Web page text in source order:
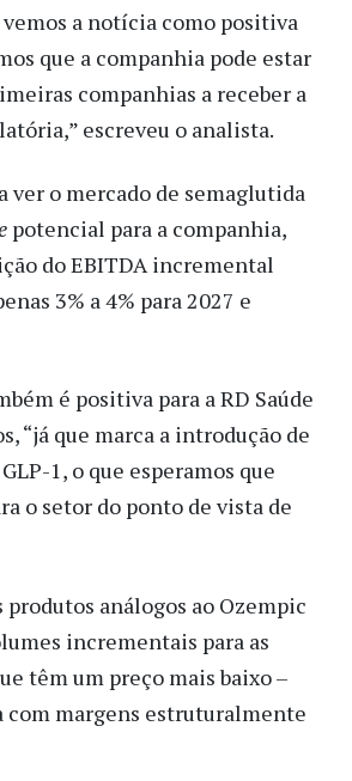
vemos a notícia como positiva
que a companhia pode estar
companhias a receber a
escreveu o analista.
ver o mercado de semaglutida
potencial para a companhia,
do EBITDA incremental
3% a 4% para 2027 e
é positiva para a RD Saúde
“já que marca a introdução de
1, o que esperamos que
o setor do ponto de vista de
produtos análogos ao Ozempic
incrementais para as
têm um preço mais baixo –
com margens estruturalmente